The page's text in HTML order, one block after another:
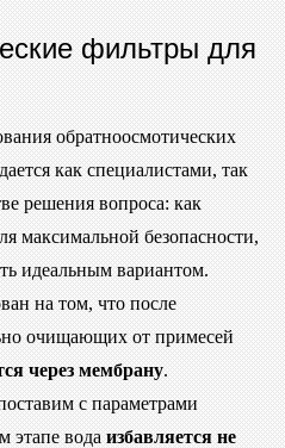
фильтры для
обратноосмотических
как специалистами, так
решения вопроса: как
максимальной безопасности,
идеальным вариантом.
на том, что после
очищающих от примесей
через мембрану.
с параметрами
этапе вода избавляется не